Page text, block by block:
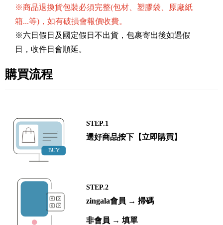
※商品退換貨包裝必須完整(包材、塑膠袋、原廠紙
箱...等)，如有破損會報價收費。
※六日假日及國定假日不出貨，包裹寄出後如遇假
日，收件日會順延。
購買流程
STEP.1
選好商品按下【立即購買】
STEP.2
zingala會員 → 掃碼
非會員 → 填單